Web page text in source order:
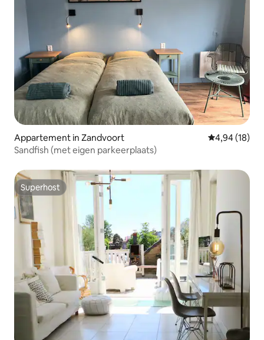
Appartement in Zandvoort Gemiddelde
4,94 (18)
Sandfish (met eigen parkeerplaats)
Superhost
Superhost